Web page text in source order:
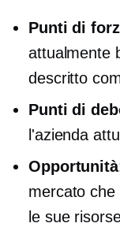
Punti di
attualmente
descritto
Punti di
l'azienda
Opportunità
mercato
le sue